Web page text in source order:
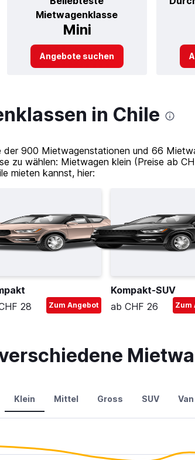
Mietwagenklasse
Mini
Angebote suchen
in Chile
der 900 Mietwagenstationen und 66
zu wählen: Mietwagen klein (Preise ab
mieten kannst, hier:
28
Zum Angebot
Kompakt-SUV
ab CHF 26
Zum
Klein Mittel Gross SUV Van